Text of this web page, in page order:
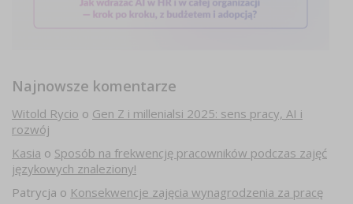
Najnowsze komentarze
Witold Rycio o Gen Z i millenialsi 2025: sens pracy, AI i
rozwój
Kasia o Sposób na frekwencję pracowników podczas zajęć
językowych znaleziony!
Patrycja o Konsekwencje zajęcia wynagrodzenia za pracę